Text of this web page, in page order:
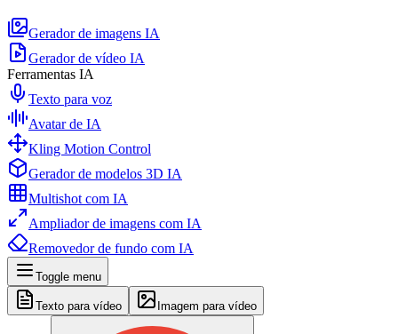
Gerador de imagens IA
Gerador de vídeo IA
Ferramentas IA
Texto para voz
Avatar de IA
Kling Motion Control
Gerador de modelos 3D IA
Multishot com IA
Ampliador de imagens com IA
Removedor de fundo com IA
Toggle menu
Texto para vídeo Imagem para vídeo